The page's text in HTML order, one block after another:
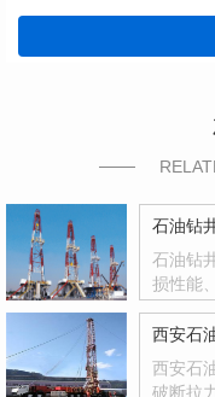
石油钻
石油钻
损性能
西安石
西安石
破断拉